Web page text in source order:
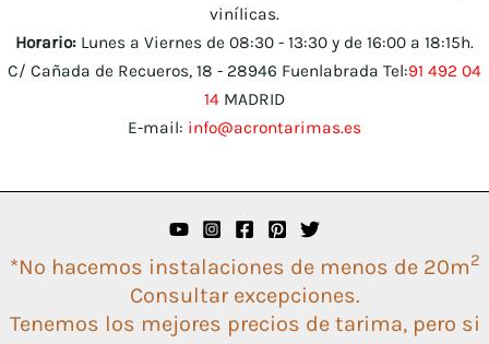
vinílicas.
Horario: Lunes a Viernes de 08:30 - 13:30 y de 16:00 a 18:15h.
C/ Cañada de Recueros, 18 - 28946 Fuenlabrada Tel:91 492 04
14 MADRID
E-mail: info@acrontarimas.es
*No hacemos instalaciones de menos de 20m2
Consultar excepciones.
Tenemos los mejores precios de tarima, pero si